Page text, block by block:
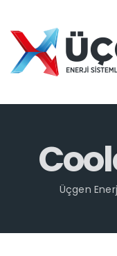
Üçgen